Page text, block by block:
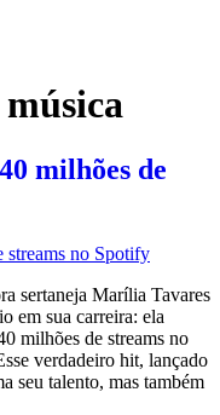
milhões de
sertaneja Marília Tavares
em sua carreira: ela
milhões de streams no
verdadeiro hit, lançado
seu talento, mas também